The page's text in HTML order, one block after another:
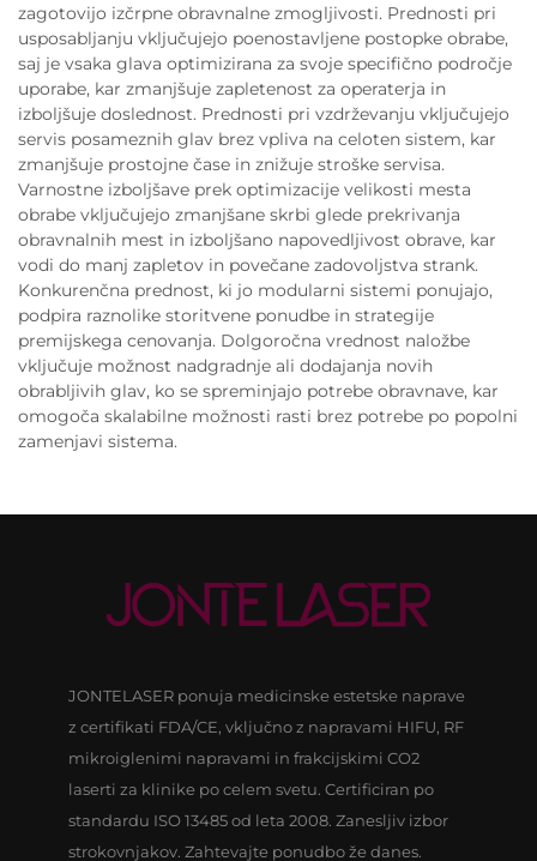
zagotovijo izčrpne obravnalne zmogljivosti. Prednosti pri
usposabljanju vključujejo poenostavljene postopke obrabe,
saj je vsaka glava optimizirana za svoje specifično področje
uporabe, kar zmanjšuje zapletenost za operaterja in
izboljšuje doslednost. Prednosti pri vzdrževanju vključujejo
servis posameznih glav brez vpliva na celoten sistem, kar
zmanjšuje prostojne čase in znižuje stroške servisa.
Varnostne izboljšave prek optimizacije velikosti mesta
obrabe vključujejo zmanjšane skrbi glede prekrivanja
obravnalnih mest in izboljšano napovedljivost obrave, kar
vodi do manj zapletov in povečane zadovoljstva strank.
Konkurenčna prednost, ki jo modularni sistemi ponujajo,
podpira raznolike storitvene ponudbe in strategije
premijskega cenovanja. Dolgoročna vrednost naložbe
vključuje možnost nadgradnje ali dodajanja novih
obrabljivih glav, ko se spreminjajo potrebe obravnave, kar
omogoča skalabilne možnosti rasti brez potrebe po popolni
zamenjavi sistema.
JONTELASER ponuja medicinske estetske naprave
z certifikati FDA/CE, vključno z napravami HIFU, RF
mikroiglenimi napravami in frakcijskimi CO2
laserti za klinike po celem svetu. Certificiran po
standardu ISO 13485 od leta 2008. Zanesljiv izbor
strokovnjakov. Zahtevajte ponudbo že danes.